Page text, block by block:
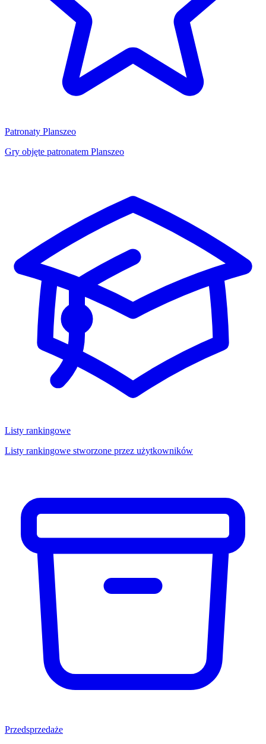
Patronaty Planszeo
Gry objęte patronatem Planszeo
Listy rankingowe
Listy rankingowe stworzone przez użytkowników
Przedsprzedaże